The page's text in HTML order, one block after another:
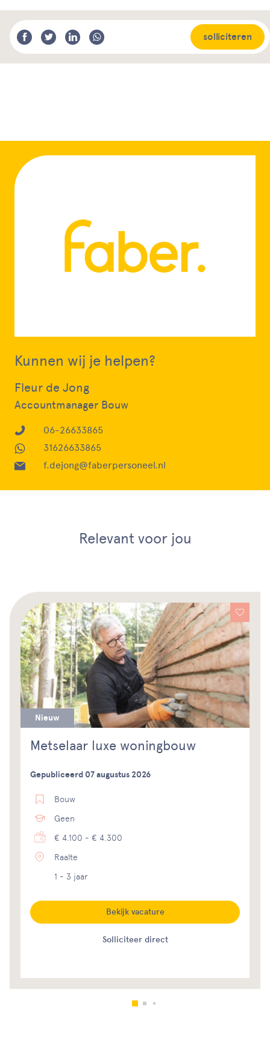
solliciteren
Kunnen wij je helpen?
Fleur de Jong
Accountmanager Bouw
06-26633865
31626633865
f.dejong@faberpersoneel.nl
Relevant voor jou
Nieuw
Metselaar luxe woningbouw
Gepubliceerd 07 augustus 2026
Bouw
Geen
€ 4.100 - € 4.300
Raalte
1 - 3 jaar
Solliciteer direct
Bekijk vacature